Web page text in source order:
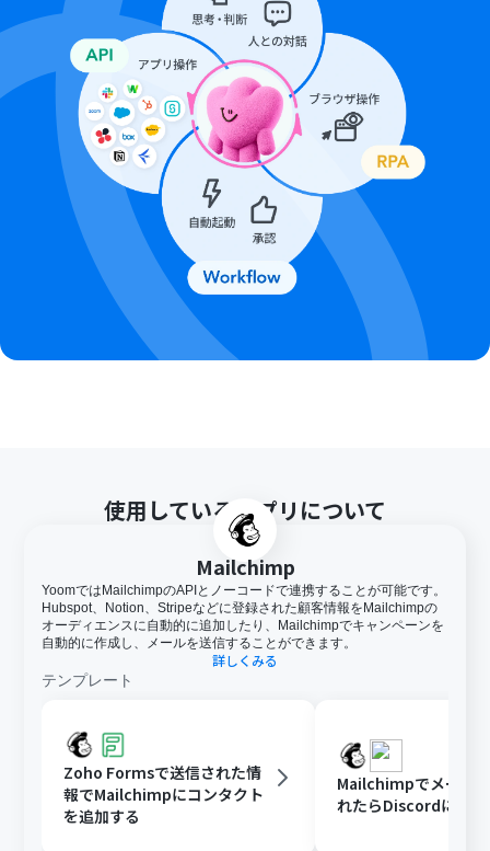
使用しているアプリについて
Mailchimp
YoomではMailchimpのAPIとノーコードで連携することが可能です。
Hubspot、Notion、Stripeなどに登録された顧客情報をMailchimpの
オーディエンスに自動的に追加したり、Mailchimpでキャンペーンを
自動的に作成し、メールを送信することができます。
詳しくみる
テンプレート
Zoho Formsで送信された情
報でMailchimpにコンタクト
を追加する
Mailchimpでメール
れたらDiscordに通